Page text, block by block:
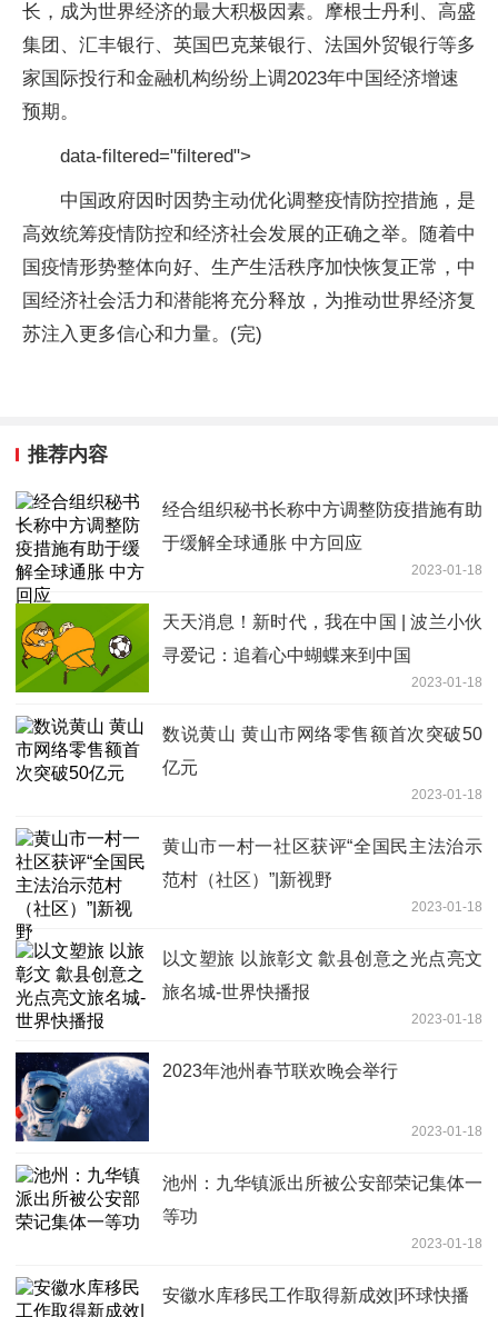
长，成为世界经济的最大积极因素。摩根士丹利、高盛
集团、汇丰银行、英国巴克莱银行、法国外贸银行等多
家国际投行和金融机构纷纷上调2023年中国经济增速
预期。
data-filtered="filtered">
中国政府因时因势主动优化调整疫情防控措施，是
高效统筹疫情防控和经济社会发展的正确之举。随着中
国疫情形势整体向好、生产生活秩序加快恢复正常，中
国经济社会活力和潜能将充分释放，为推动世界经济复
苏注入更多信心和力量。(完)
推荐内容
经合组织秘书长称中方调整防疫措施有助
于缓解全球通胀 中方回应
2023-01-18
天天消息！新时代，我在中国 | 波兰小伙
寻爱记：追着心中蝴蝶来到中国
2023-01-18
数说黄山 黄山市网络零售额首次突破50
亿元
2023-01-18
黄山市一村一社区获评“全国民主法治示
范村（社区）”|新视野
2023-01-18
以文塑旅 以旅彰文 歙县创意之光点亮文
旅名城-世界快播报
2023-01-18
2023年池州春节联欢晚会举行
2023-01-18
池州：九华镇派出所被公安部荣记集体一
等功
2023-01-18
安徽水库移民工作取得新成效|环球快播